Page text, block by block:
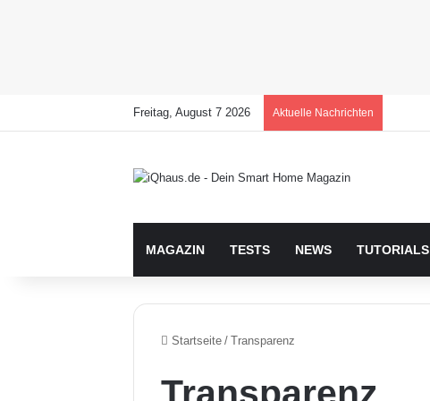
Freitag, August 7 2026 Aktuelle Nachrichten
MAGAZIN TESTS NEWS TUTORIALS
Startseite / Transparenz